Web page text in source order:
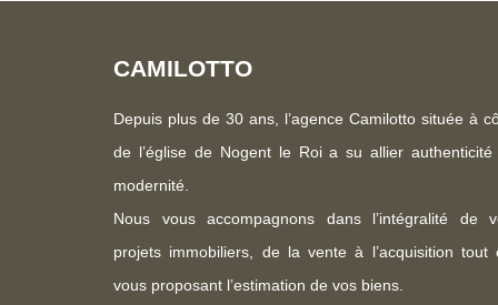
CAMILOTTO
Depuis plus de 30 ans, l’agence Camilotto située à
de l’église de Nogent le Roi a su allier authenticité
modernité.
Nous vous accompagnons dans l’intégralité de
projets immobiliers, de la vente à l’acquisition tout
vous proposant l’estimation de vos biens.